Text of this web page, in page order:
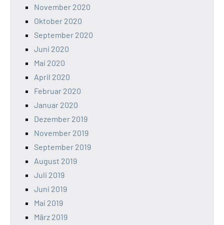
November 2020
Oktober 2020
September 2020
Juni 2020
Mai 2020
April 2020
Februar 2020
Januar 2020
Dezember 2019
November 2019
September 2019
August 2019
Juli 2019
Juni 2019
Mai 2019
März 2019